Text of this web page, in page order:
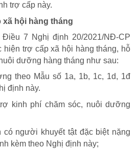
trợ cấp này.
xã hội hàng tháng
7 Nghị định 20/2021/NĐ-CP
trợ cấp xã hội hàng tháng, hỗ
dưỡng hàng tháng như sau:
theo Mẫu số 1a, 1b, 1c, 1d, 1đ
định này.
kinh phí chăm sóc, nuôi dưỡng
người khuyết tật đặc biệt nặng
kèm theo Nghị định này;